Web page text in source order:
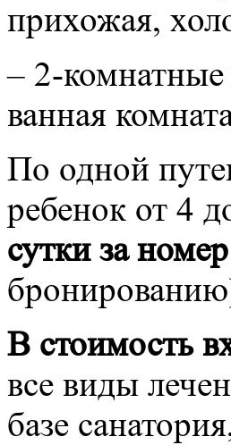
прихожая,
– 2-
ванная
По одной
ребенок от 4
сутки за номер
В стоимость
все виды
базе